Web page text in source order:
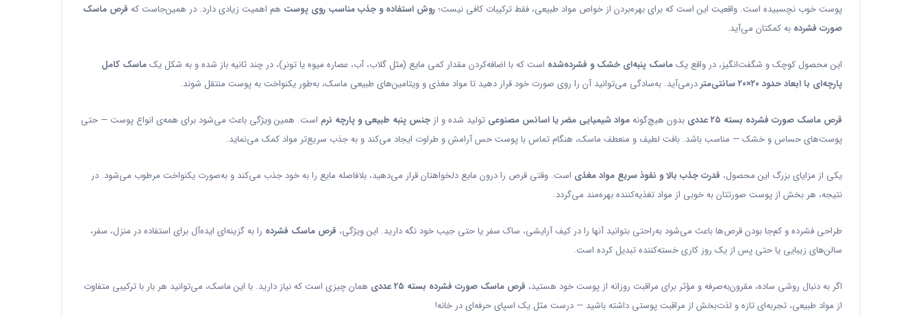
پوست خوب نچسبیده است. واقعیت این است که برای بهره‌بردن از خواص مواد طبیعی، فقط ترکیبات کافی نیست؛روش استفاده و جذب مناسب روی پوست هم اهمیت زیادی دارد. در همین‌جاست که قرص ماسک
صورت فشرده به کمکتان می‌آید.
این محصول کوچک و شگفت‌انگیز، در واقع یکماسک پنبه‌ای خشک و فشرده‌شده است که با اضافه‌کردن مقدار کمی مایع (مثل گلاب، آب، عصاره میوه یا تونر)، در چند ثانیه باز شده و به شکل یکماسک کامل
پارچه‌ای با ابعاد حدود ۲۰×۲۰ سانتی‌متر
درمی‌آید. به‌سادگی می‌توانید آن را روی صورت خود قرار دهید تا مواد مغذی و ویتامین‌های طبیعی ماسک، به‌طور یکنواخت به پوست منتقل شوند.
قرص ماسک صورت فشرده بسته ۲۵ عددی بدون هیچ‌گونهمواد شیمیایی مضر یا اسانس مصنوعی تولید شده و ازجنس پنبه طبیعی و پارچه نرم است. همین ویژگی باعث می‌شود برای همه‌ی انواع پوست — حتی
پوست‌های حساس و خشک — مناسب باشد. بافت لطیف و منعطف ماسک، هنگام تماس با پوست حس آرامش و طراوت ایجاد می‌کند و به جذب سریع‌تر مواد کمک می‌نماید.
یکی از مزایای بزرگ این محصول، قدرت جذب بالا و نفوذ سریع مواد مغذی است. وقتی قرص را درون مایع دلخواهتان قرار می‌دهید، بلافاصله مایع را به خود جذب می‌کند و به‌صورت یکنواخت مرطوب می‌شود. در
نتیجه، هر بخش از پوست صورتتان به خوبی از مواد تغذیه‌کننده بهره‌مند می‌گردد.
طراحی فشرده و کم‌جا بودن قرص‌ها باعث می‌شود به‌راحتی بتوانید آنها را در کیف آرایشی، ساک سفر یا حتی جیب خود نگه دارید. این ویژگی، قرص ماسک فشرده را به گزینه‌ای ایده‌آل برای استفاده در منزل، سفر،
سالن‌های زیبایی یا حتی پس از یک روز کاری خسته‌کننده تبدیل کرده است.
اگر به دنبال روشی ساده، مقرون‌به‌صرفه و مؤثر برای مراقبت روزانه از پوست خود هستید، قرص ماسک صورت فشرده بسته ۲۵ عددی
همان چیزی است که نیاز دارید. با این ماسک، می‌توانید هر بار با ترکیبی متفاوت
از مواد طبیعی، تجربه‌ای تازه و لذت‌بخش از مراقبت پوستی داشته باشید — درست مثل یک اسپای حرفه‌ای در خانه!